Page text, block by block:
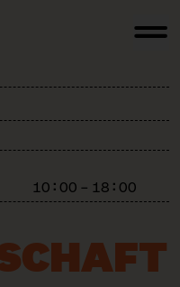
10:00 – 18:00